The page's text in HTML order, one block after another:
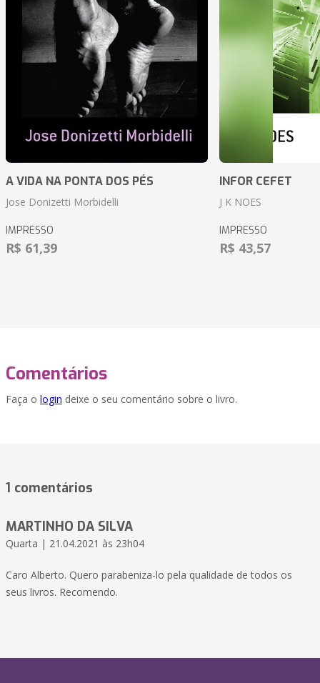
A VIDA NA PONTA DOS PÉS
Jose Donizetti Morbidelli
IMPRESSO
R$ 61,39
INFOR CEFET
J K NOES
IMPRESSO
R$ 43,57
Comentários
Faça o login deixe o seu comentário sobre o livro.
1 comentários
MARTINHO DA SILVA
Quarta | 21.04.2021 às 23h04
Caro Alberto. Quero parabeniza-lo pela qualidade de todos os
seus livros. Recomendo.